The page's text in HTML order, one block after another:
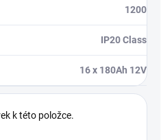
1200
IP20 Class
16 x 180Ah 12V
k této položce.